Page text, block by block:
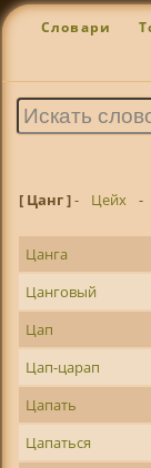
Словари
[ Цанг ]- Цейх -
Цанга
Цанговый
Цап
Цап-царап
Цапать
Цапаться